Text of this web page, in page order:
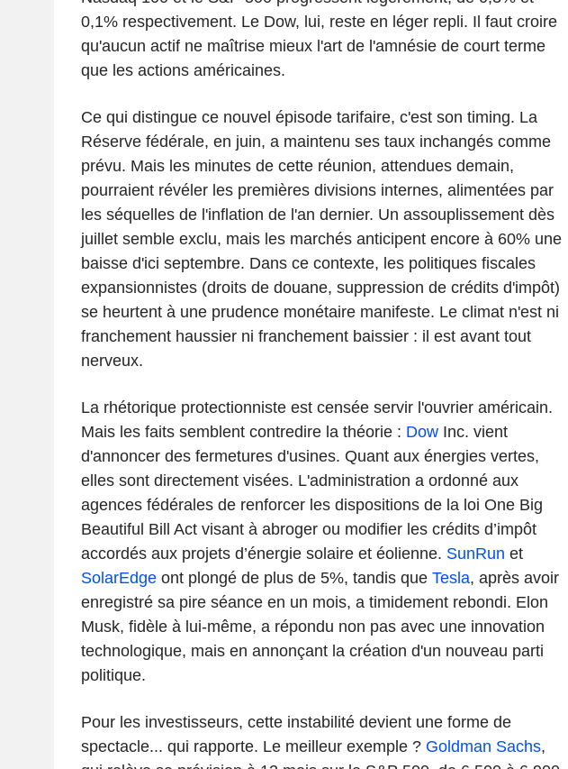
0,1% respectivement. Le Dow, lui, reste en léger repli. Il faut croire
qu'aucun actif ne maîtrise mieux l'art de l'amnésie de court terme
que les actions américaines.
Ce qui distingue ce nouvel épisode tarifaire, c'est son timing. La
Réserve fédérale, en juin, a maintenu ses taux inchangés comme
prévu. Mais les minutes de cette réunion, attendues demain,
pourraient révéler les premières divisions internes, alimentées par
les séquelles de l'inflation de l'an dernier. Un assouplissement dès
juillet semble exclu, mais les marchés anticipent encore à 60% une
baisse d'ici septembre. Dans ce contexte, les politiques fiscales
expansionnistes (droits de douane, suppression de crédits d'impôt)
se heurtent à une prudence monétaire manifeste. Le climat n'est ni
franchement haussier ni franchement baissier : il est avant tout
nerveux.
La rhétorique protectionniste est censée servir l'ouvrier américain.
Mais les faits semblent contredire la théorie : DowInc. vient
d'annoncer des fermetures d'usines. Quant aux énergies vertes,
elles sont directement visées. L'administration a ordonné aux
agences fédérales de renforcer les dispositions de la loi One Big
Beautiful Bill Act visant à abroger ou modifier les crédits d’impôt
accordés aux projets d’énergie solaire et éolienne. SunRun et
SolarEdgeont plongé de plus de 5%, tandis que Tesla, après avoir
enregistré sa pire séance en un mois, a timidement rebondi. Elon
Musk, fidèle à lui-même, a répondu non pas avec une innovation
technologique, mais en annonçant la création d'un nouveau parti
politique.
Pour les investisseurs, cette instabilité devient une forme de
spectacle... qui rapporte. Le meilleur exemple ? Goldman Sachs,